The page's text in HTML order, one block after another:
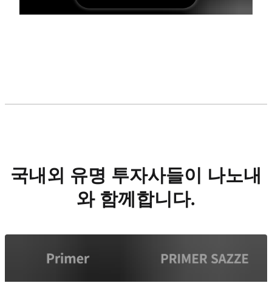
국내외 유명 투자사들이 나노내
와 함께합니다.